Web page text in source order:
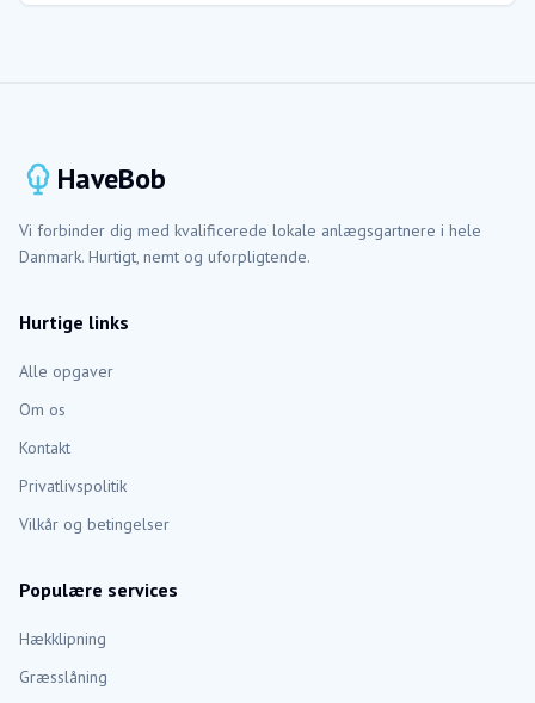
HaveBob
Vi forbinder dig med kvalificerede lokale anlægsgartnere i hele
Danmark. Hurtigt, nemt og uforpligtende.
Hurtige links
Alle opgaver
Om os
Kontakt
Privatlivspolitik
Vilkår og betingelser
Populære services
Hækklipning
Græsslåning